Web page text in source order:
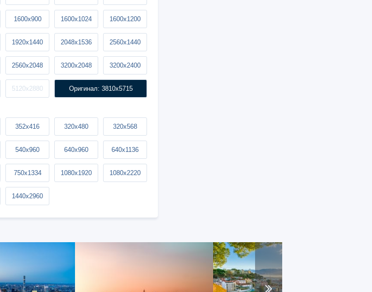
1600x900 1600x1024 1600x1200
1920x1440 2048x1536 2560x1440
2560x2048 3200x2048 3200x2400
5120x2880 Оригинал: 3810x5715
352x416 320x480 320x568
540x960 640x960 640x1136
750x1334 1080x1920 1080x2220
1440x2960